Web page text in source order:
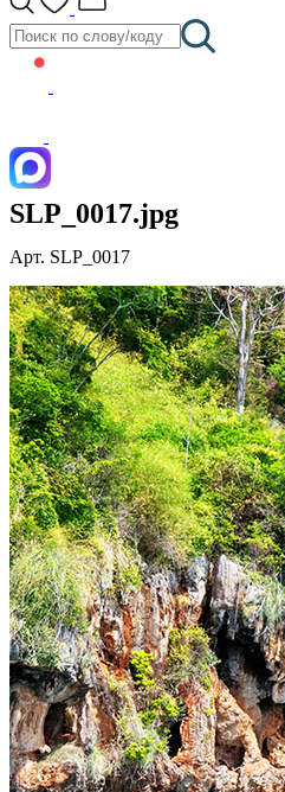
SLP_0017.jpg
Арт. SLP_0017